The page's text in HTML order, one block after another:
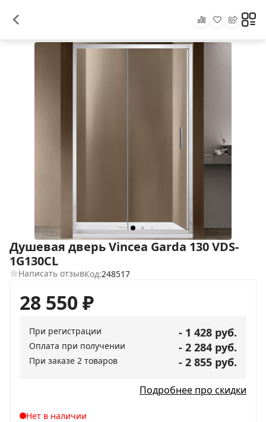
Душевая дверь Vincea Garda 130 VDS-
1G130CL
Написать отзывКод:248517
28 550₽
При регистрации - 1 428 руб.
Оплата при получении - 2 284 руб.
При заказе 2 товаров - 2 855 руб.
Подробнее про скидки
Нет в наличии